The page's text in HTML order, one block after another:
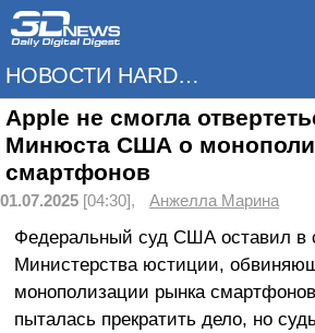
НОВОСТИ HARDWARE
Apple не смогла
Минюста США о
смартфонов
01.07.2025 [04:30], Анжелла Марина
Федеральный суд США оставил в
Министерства юстиции,
монополизации рынка
пыталась прекратить дело, но